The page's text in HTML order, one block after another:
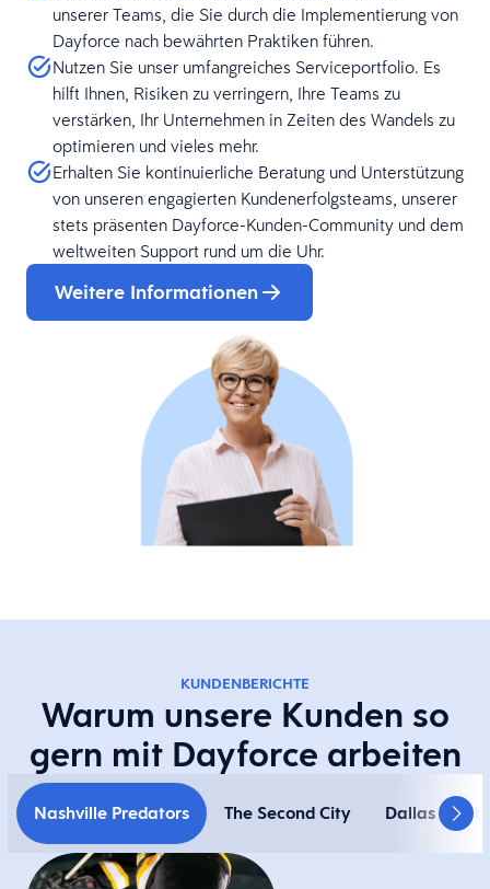
unserer Teams, die Sie durch die Implementierung von
Dayforce nach bewährten Praktiken führen.
Nutzen Sie unser umfangreiches Serviceportfolio. Es
hilft Ihnen, Risiken zu verringern, Ihre Teams zu
verstärken, Ihr Unternehmen in Zeiten des Wandels zu
optimieren und vieles mehr.
Erhalten Sie kontinuierliche Beratung und Unterstützung
von unseren engagierten Kundenerfolgsteams, unserer
stets präsenten Dayforce-Kunden-Community und dem
weltweiten Support rund um die Uhr.
Weitere Informationen
KUNDENBERICHTE
Warum unsere Kunden so
gern mit Dayforce arbeiten
Nashville Predators The Second City Dallas